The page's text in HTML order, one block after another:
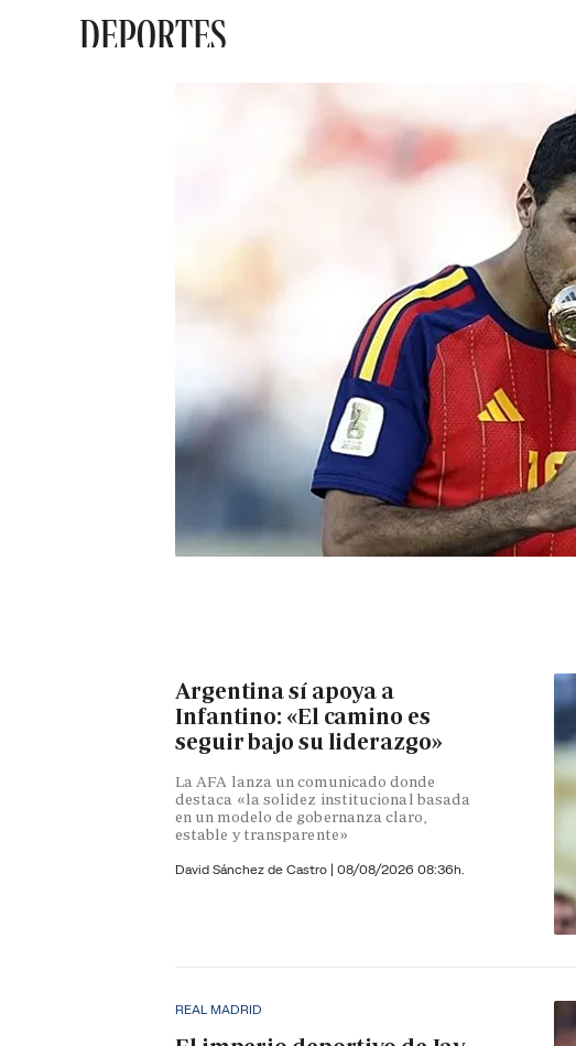
DEPORTES
Argentina sí apoya a
Infantino: «El camino es
seguir bajo su liderazgo»
La AFA lanza un comunicado donde
destaca «la solidez institucional basada
en un modelo de gobernanza claro,
estable y transparente»
David Sánchez de Castro | 08/08/2026 08:36h.
REAL MADRID